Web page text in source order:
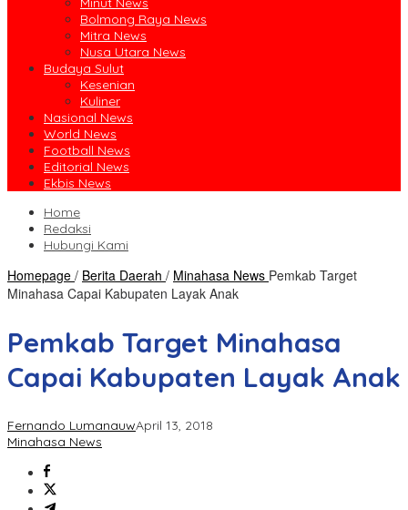
Bolmong Raya News
Mitra News
Nusa Utara News
Budaya Sulut
Kesenian
Kuliner
Nasional News
World News
Football News
Editorial News
Ekbis News
Home
Redaksi
Hubungi Kami
Homepage / Berita Daerah / Minahasa News Pemkab Target
Minahasa Capai Kabupaten Layak Anak
Pemkab Target Minahasa
Capai Kabupaten Layak Anak
Fernando LumanauwApril 13, 2018
Minahasa News